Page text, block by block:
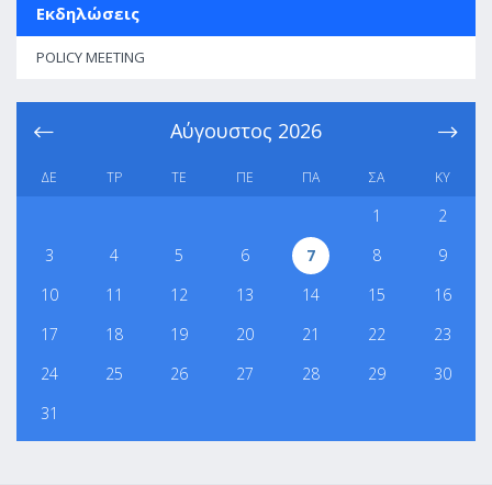
Εκδηλώσεις
POLICY MEETING
Αύγουστος 2026
ΔΕ ΤΡ ΤΕ ΠΕ ΠΑ ΣΑ ΚΥ
1
2
3
4 5 6 7 8
9
10
11 12 13 14 15
16
17
18 19 20 21 22
23
24
25 26 27 28 29
30
31